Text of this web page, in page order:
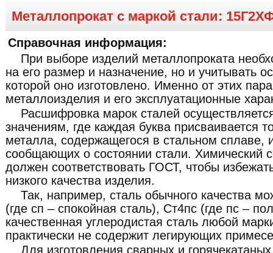
Металлопрокат с маркой стали:
Справочная информация:
При выборе изделий металлопроката
на его размер и назначение, но и учитывать
которой оно изготовлено. Именно от этих
металлоизделия и его эксплуатационные
Расшифровка марок сталей
значениям, где каждая буква присваивается
металла, содержащегося в стальном сплаве,
сообщающих о состоянии стали. Химический
должен соответствовать ГОСТ, чтобы
низкого качества изделия.
Так, например, сталь обычного качества
(где сп – спокойная сталь), Ст4пс (где пс –
качественная углеродистая сталь любой
практически не содержит легирующих
Для изготовления сварных и